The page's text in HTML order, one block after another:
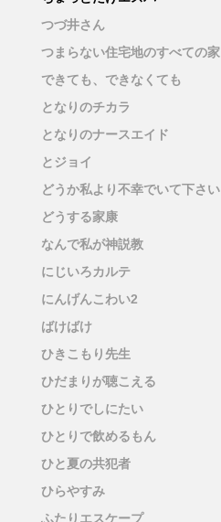
つづ井さん
つまらない住宅地のすべての家
できても、できなくても
となりのチカラ
となりのナースエイド
とジョイ
どうか私より不幸でいて下さい
どうする家康
なんで私が神説教
にじいろカルテ
にんげんこわい2
ばけばけ
ひきこもり先生
ひだまりが聴こえる
ひとりでしにたい
ひとりで飲めるもん
ひと夏の共犯者
ひらやすみ
ふたりエスケープ